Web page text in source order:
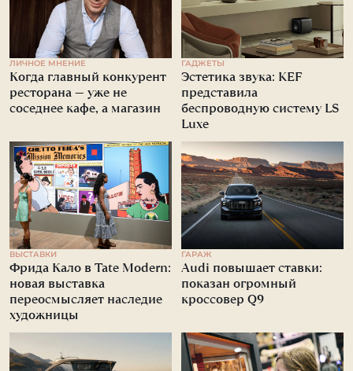
ЛИЧНОЕ МНЕНИЕ
Когда главный конкурент
ресторана — уже не
соседнее кафе, а магазин
ГАДЖЕТЫ
Эстетика звука: KEF
представила
беспроводную систему LS
Luxe
ВЫСТАВКИ
Фрида Кало в Tate Modern:
новая выставка
переосмысляет наследие
художницы
ГАРАЖ
Audi повышает ставки:
показан огромный
кроссовер Q9